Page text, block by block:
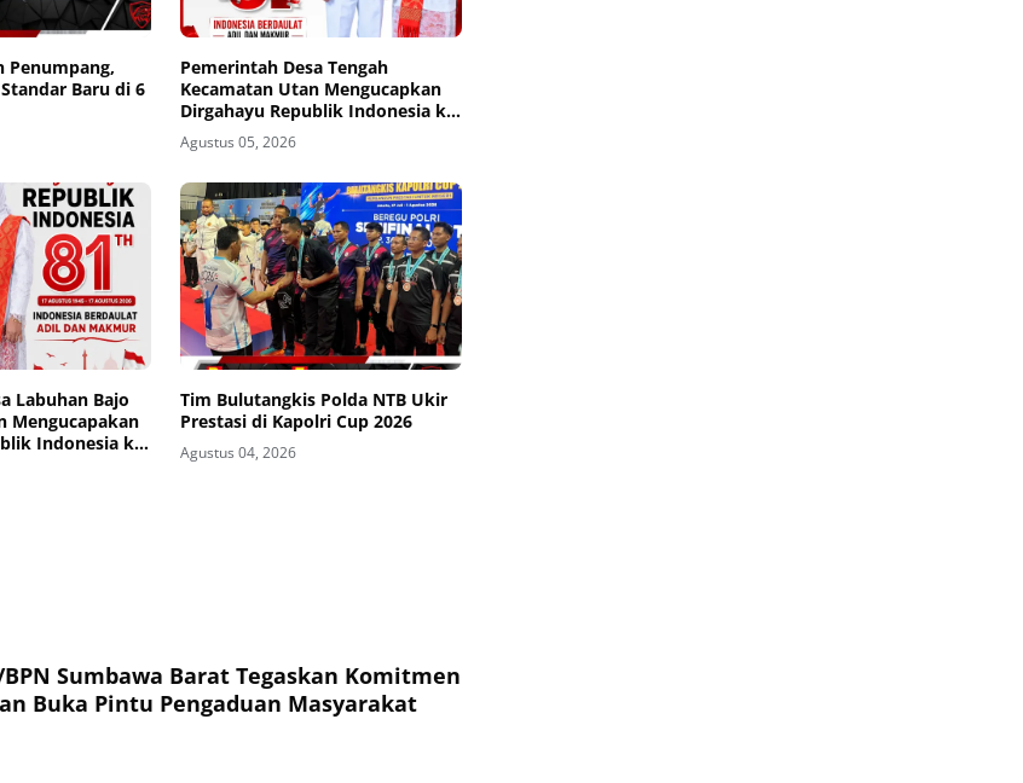
Penumpang,
Baru di 6
Pemerintah Desa Tengah
Kecamatan Utan Mengucapkan
Dirgahayu Republik Indonesia ke-
81
Agustus 05, 2026
Labuhan Bajo
Mengucapakan
Indonesia ke-
Tim Bulutangkis Polda NTB Ukir
Prestasi di Kapolri Cup 2026
Agustus 04, 2026
Sumbawa Barat Tegaskan Komitmen
Buka Pintu Pengaduan Masyarakat